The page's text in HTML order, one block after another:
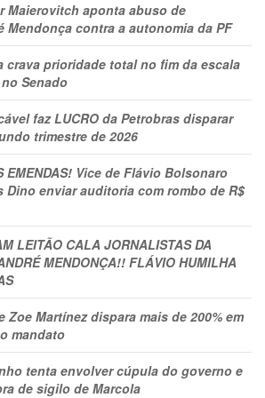
Maierovitch aponta abuso de
Mendonça contra a autonomia da PF
crava prioridade total no fim da escala
Senado
faz LUCRO da Petrobras disparar
trimestre de 2026
EMENDAS! Vice de Flávio Bolsonaro
Dino enviar auditoria com rombo de R$
LEITÃO CALA JORNALISTAS DA
MENDONÇA!! FLÁVIO HUMILHA
Zoe Martínez dispara mais de 200% em
mandato
tenta envolver cúpula do governo e
de sigilo de Marcola